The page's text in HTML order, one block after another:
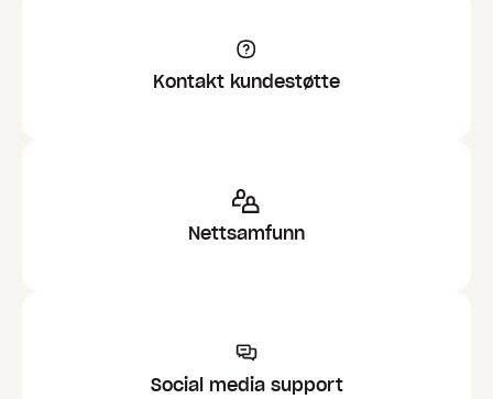
Kontakt kundestøtte
Nettsamfunn
Social media support